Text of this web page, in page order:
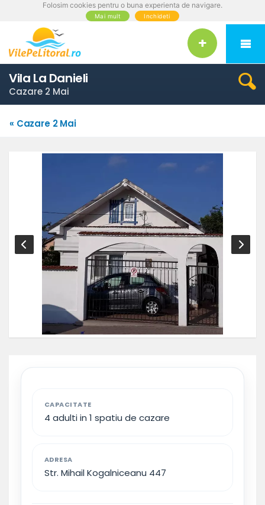
Folosim cookies pentru o buna experienta de navigare.
Mai mult Inchideti
Vila La Danieli
Cazare 2 Mai
« Cazare 2 Mai
CAPACITATE
4 adulti in 1 spatiu de cazare
ADRESA
Str. Mihail Kogalniceanu 447